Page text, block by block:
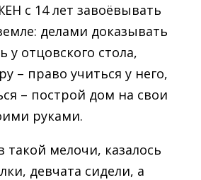
с 14 лет завоёвывать
делами доказывать
у отцовского стола,
– право учиться у него,
– построй дом на свои
руками.
такой мелочи, казалось
девчата сидели, а